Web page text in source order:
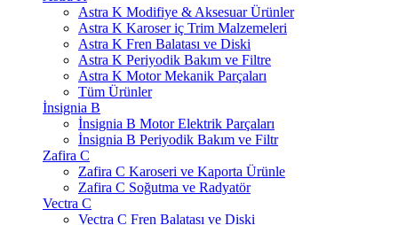
Astra K Modifiye & Aksesuar Ürünler
Astra K Karoser iç Trim Malzemeleri
Astra K Fren Balatası ve Diski
Astra K Periyodik Bakım ve Filtre
Astra K Motor Mekanik Parçaları
Tüm Ürünler
İnsignia B
İnsignia B Motor Elektrik Parçaları
İnsignia B Periyodik Bakım ve Filtr
Zafira C
Zafira C Karoseri ve Kaporta Ürünle
Zafira C Soğutma ve Radyatör
Vectra C
Vectra C Fren Balatası ve Diski